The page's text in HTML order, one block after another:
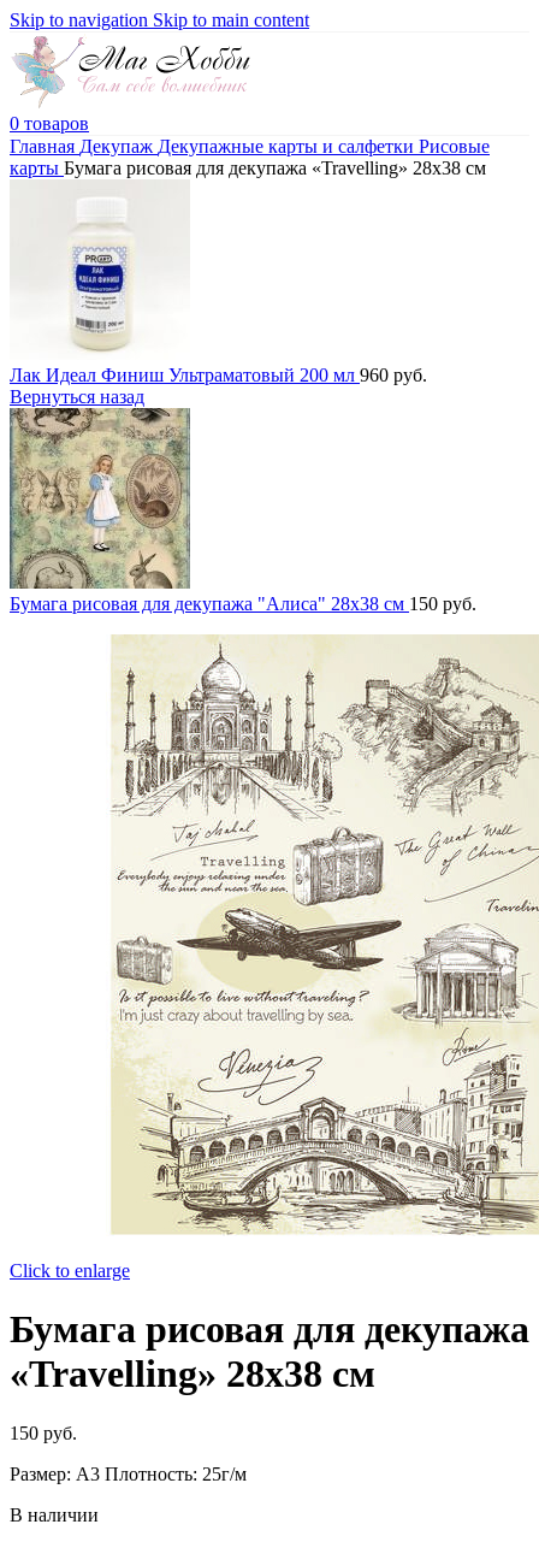
Skip to navigation Skip to main content
0 товаров
Главная Декупаж Декупажные карты и салфетки Рисовые
карты Бумага рисовая для декупажа «Travelling» 28х38 см
Лак Идеал Финиш Ультраматовый 200 мл 960 руб.
Вернуться назад
Бумага рисовая для декупажа "Алиса" 28х38 см 150 руб.
Click to enlarge
Бумага рисовая для декупажа
«Travelling» 28х38 см
150 руб.
Размер: А3 Плотность: 25г/м
В наличии